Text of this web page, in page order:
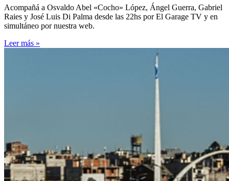
Acompañá a Osvaldo Abel «Cocho» López, Ángel Guerra, Gabriel
Raies y José Luis Di Palma desde las 22hs por El Garage TV y en
simultáneo por nuestra web.
Leer más »